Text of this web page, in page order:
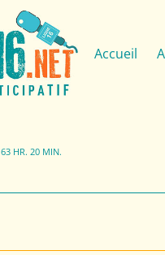
Accueil
63 HR. 20 MIN.